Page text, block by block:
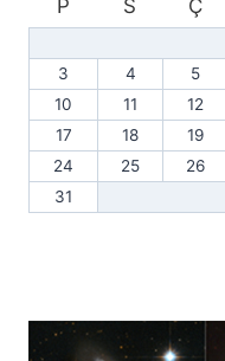
P
S Ç
3
4 5
10
11 12
17
18 19
24
25 26
31